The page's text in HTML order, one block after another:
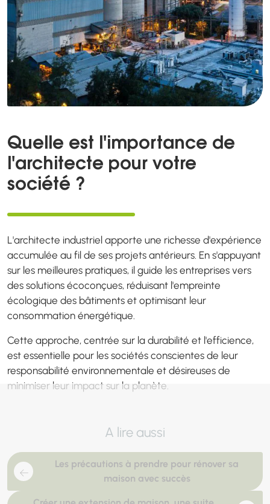
Quelle est l'importance de
l'architecte pour votre
société ?
L'architecte industriel apporte une richesse d'expérience
accumulée au fil de ses projets antérieurs. En s'appuyant
sur les meilleures pratiques, il guide les entreprises vers
des solutions écoconçues, réduisant l'empreinte
écologique des bâtiments et optimisant leur
consommation énergétique.
Cette approche, centrée sur la durabilité et l'efficience,
est essentielle pour les sociétés conscientes de leur
responsabilité environnementale et désireuses de
minimiser leur impact sur la planète.
A lire aussi
Les précautions à prendre pour rénover sa
maison avec succès